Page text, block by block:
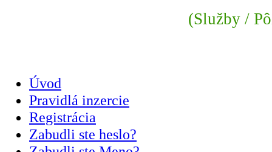
(Služby /
Úvod
Pravidlá inzercie
Registrácia
Zabudli ste heslo?